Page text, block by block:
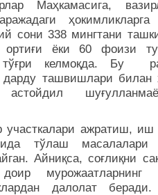
Маҳкамасига,
ҳокимликларга
сони 338 мингтани
ортиғи ёки 60 фоизи
тўғри келмоқда. Бу
дарду ташвишлари билан
ажратиш, иш
тўлаш масалалари
Айниқса, соғлиқни
мурожаатларнинг
далолат